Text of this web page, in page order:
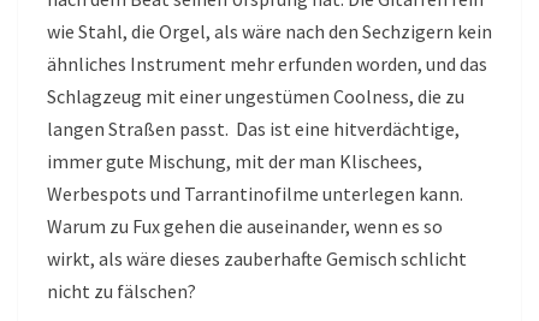
wie Stahl, die Orgel, als wäre nach den Sechzigern kein
ähnliches Instrument mehr erfunden worden, und das
Schlagzeug mit einer ungestümen Coolness, die zu
langen Straßen passt. Das ist eine hitverdächtige,
immer gute Mischung, mit der man Klischees,
Werbespots und Tarrantinofilme unterlegen kann.
Warum zu Fux gehen die auseinander, wenn es so
wirkt, als wäre dieses zauberhafte Gemisch schlicht
nicht zu fälschen?